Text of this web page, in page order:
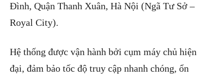
Đình, Quận Thanh Xuân, Hà Nội (Ngã Tư Sở –
Royal City).
Hệ thống được vận hành bởi cụm máy chủ hiện
đại, đảm bảo tốc độ truy cập nhanh chóng, ổn